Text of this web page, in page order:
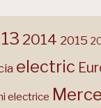
2014 2015
electric
electrice